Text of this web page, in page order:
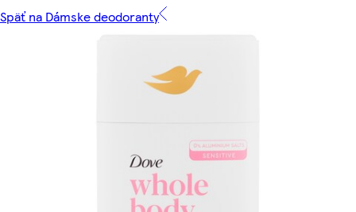
Späť na Dámske deodoranty